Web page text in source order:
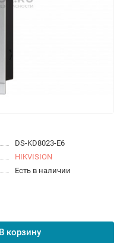
DS-KD8023-E6
HIKVISION
Есть в наличии
В корзину